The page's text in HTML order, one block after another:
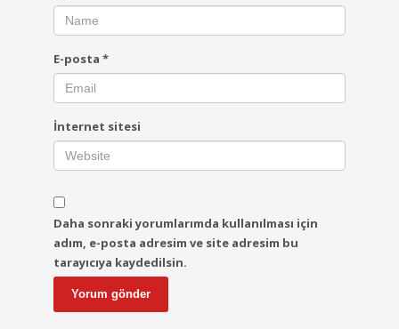
E-posta *
İnternet sitesi
Daha sonraki yorumlarımda kullanılması için
adım, e-posta adresim ve site adresim bu
tarayıcıya kaydedilsin.